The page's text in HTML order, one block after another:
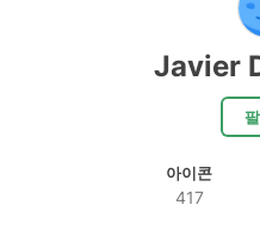
Javier
아이콘
417